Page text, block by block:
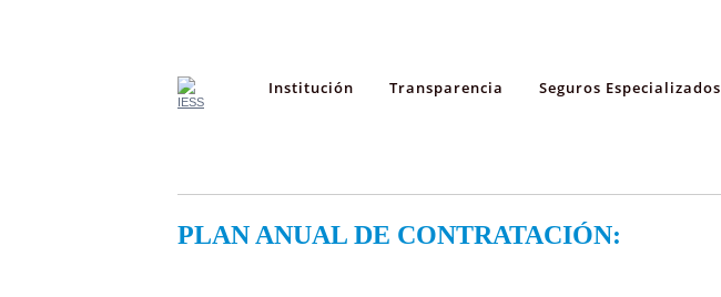
Institución Transparencia Seguros Especializados
PLAN ANUAL DE CONTRATACIÓN: